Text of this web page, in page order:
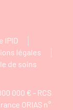
IPID
légales
de soins
000 € - RCS
ORIAS n°